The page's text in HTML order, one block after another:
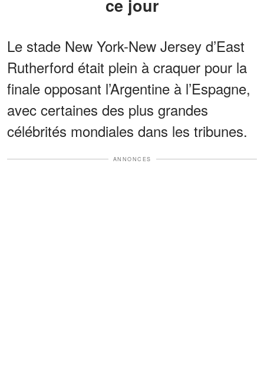
ce jour
Le stade New York-New Jersey d’East
Rutherford était plein à craquer pour la
finale opposant l’Argentine à l’Espagne,
avec certaines des plus grandes
célébrités mondiales dans les tribunes.
ANNONCES